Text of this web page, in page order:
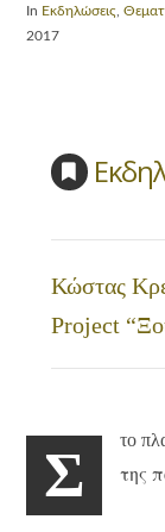
In Εκδηλώσεις ,
2017
Κώστας
Project
Σ
το
της